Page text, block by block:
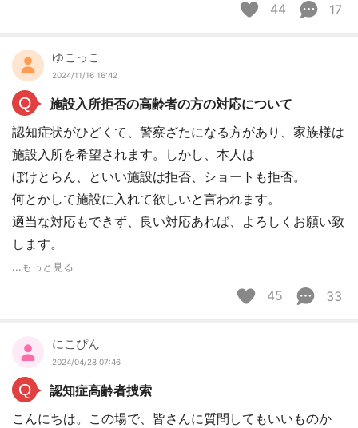
44 17
ゆこっこ
2024/11/16 16:42
Q
施設入所拒否の高齢者の方の対応について
認知症状がひどくて、警察ざたになる方があり、家族様は
施設入所を希望されます。しかし、本人は
ぼけとらん、といい施設は拒否、ショートも拒否。
何とかして施設に入れて欲しいと言われます。
適当な対応もできず、良い対応あれば、よろしくお願い致
します。
...もっと見る
45 33
にこぴん
2024/04/28 07:46
Q
認知症高齢者捜索
こんにちは。この場で、皆さんに質問してもいいものか